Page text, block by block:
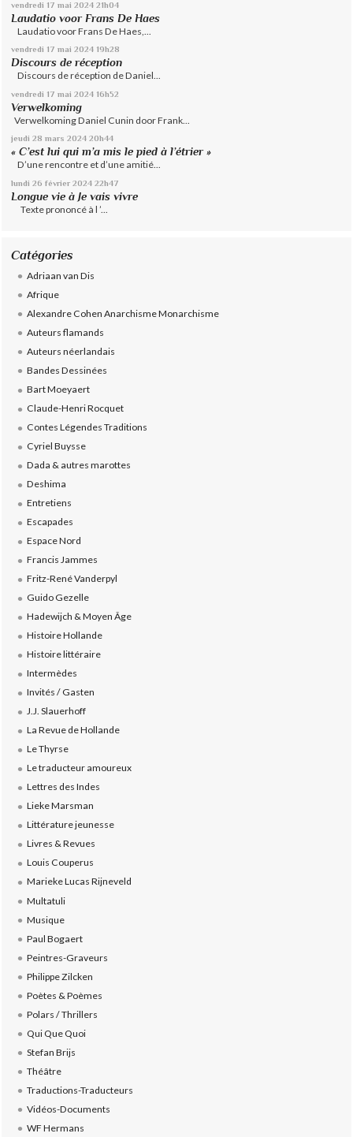
vendredi 17 mai 2024 21h04
Laudatio voor Frans De Haes
Laudatio voor Frans De Haes,...
vendredi 17 mai 2024 19h28
Discours de réception
Discours de réception de Daniel...
vendredi 17 mai 2024 16h52
Verwelkoming
Verwelkoming Daniel Cunin door Frank...
jeudi 28 mars 2024 20h44
« C’est lui qui m’a mis le pied à l’étrier »
D’une rencontre et d’une amitié...
lundi 26 février 2024 22h47
Longue vie à Je vais vivre
Texte prononcé à l ’...
Catégories
Adriaan van Dis
Afrique
Alexandre Cohen Anarchisme Monarchisme
Auteurs flamands
Auteurs néerlandais
Bandes Dessinées
Bart Moeyaert
Claude-Henri Rocquet
Contes Légendes Traditions
Cyriel Buysse
Dada & autres marottes
Deshima
Entretiens
Escapades
Espace Nord
Francis Jammes
Fritz-René Vanderpyl
Guido Gezelle
Hadewijch & Moyen Âge
Histoire Hollande
Histoire littéraire
Intermèdes
Invités / Gasten
J.J. Slauerhoff
La Revue de Hollande
Le Thyrse
Le traducteur amoureux
Lettres des Indes
Lieke Marsman
Littérature jeunesse
Livres & Revues
Louis Couperus
Marieke Lucas Rijneveld
Multatuli
Musique
Paul Bogaert
Peintres-Graveurs
Philippe Zilcken
Poètes & Poèmes
Polars / Thrillers
Qui Que Quoi
Stefan Brijs
Théâtre
Traductions-Traducteurs
Vidéos-Documents
WF Hermans